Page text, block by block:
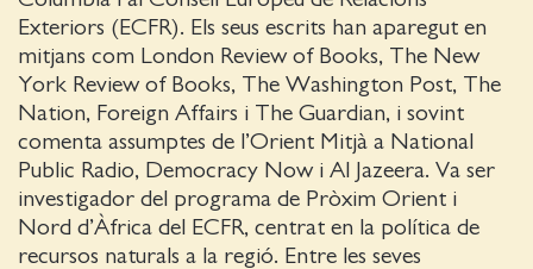
Exteriors (ECFR). Els seus escrits han aparegut en
mitjans com London Review of Books, The New
York Review of Books, The Washington Post, The
Nation, Foreign Affairs i The Guardian, i sovint
comenta assumptes de l’Orient Mitjà a National
Public Radio, Democracy Now i Al Jazeera. Va ser
investigador del programa de Pròxim Orient i
Nord d’Àfrica del ECFR, centrat en la política de
recursos naturals a la regió. Entre les seves